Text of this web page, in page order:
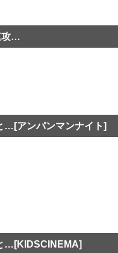
攻…
…[アンパンマンナイト]
…[KIDSCINEMA]